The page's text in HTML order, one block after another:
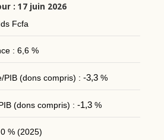
: 17 juin 2026
Fcfa
: 6,6 %
PIB (dons compris) : -3,3%
(dons compris) : -1,3%
% (2025)